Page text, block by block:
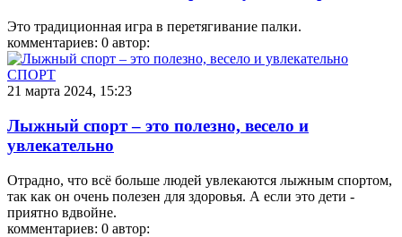
Это традиционная игра в перетягивание палки.
комментариев: 0 автор:
СПОРТ
21 марта 2024, 15:23
Лыжный спорт – это полезно, весело и
увлекательно
Отрадно, что всё больше людей увлекаются лыжным спортом,
так как он очень полезен для здоровья. А если это дети -
приятно вдвойне.
комментариев: 0 автор: